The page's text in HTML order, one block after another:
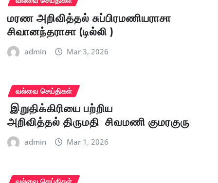
மரண அறிவித்தல் சுப்பிரமணியராசா
சிவானந்தராசா (டில்லி )
admin Mar 3, 2026
வல்வை செய்திகள்
இறுதிக்கிரியை பற்றிய
அறிவித்தல் திருமதி சிவமணி குமரகுரு
admin Mar 1, 2026